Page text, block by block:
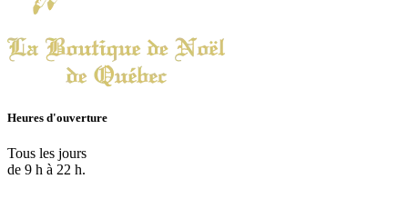
Heures d'ouverture
Tous les jours
de 9 h à 22 h.